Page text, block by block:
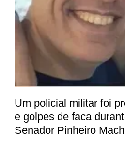
Um policial militar foi
e golpes de faca
Senador Pinheiro